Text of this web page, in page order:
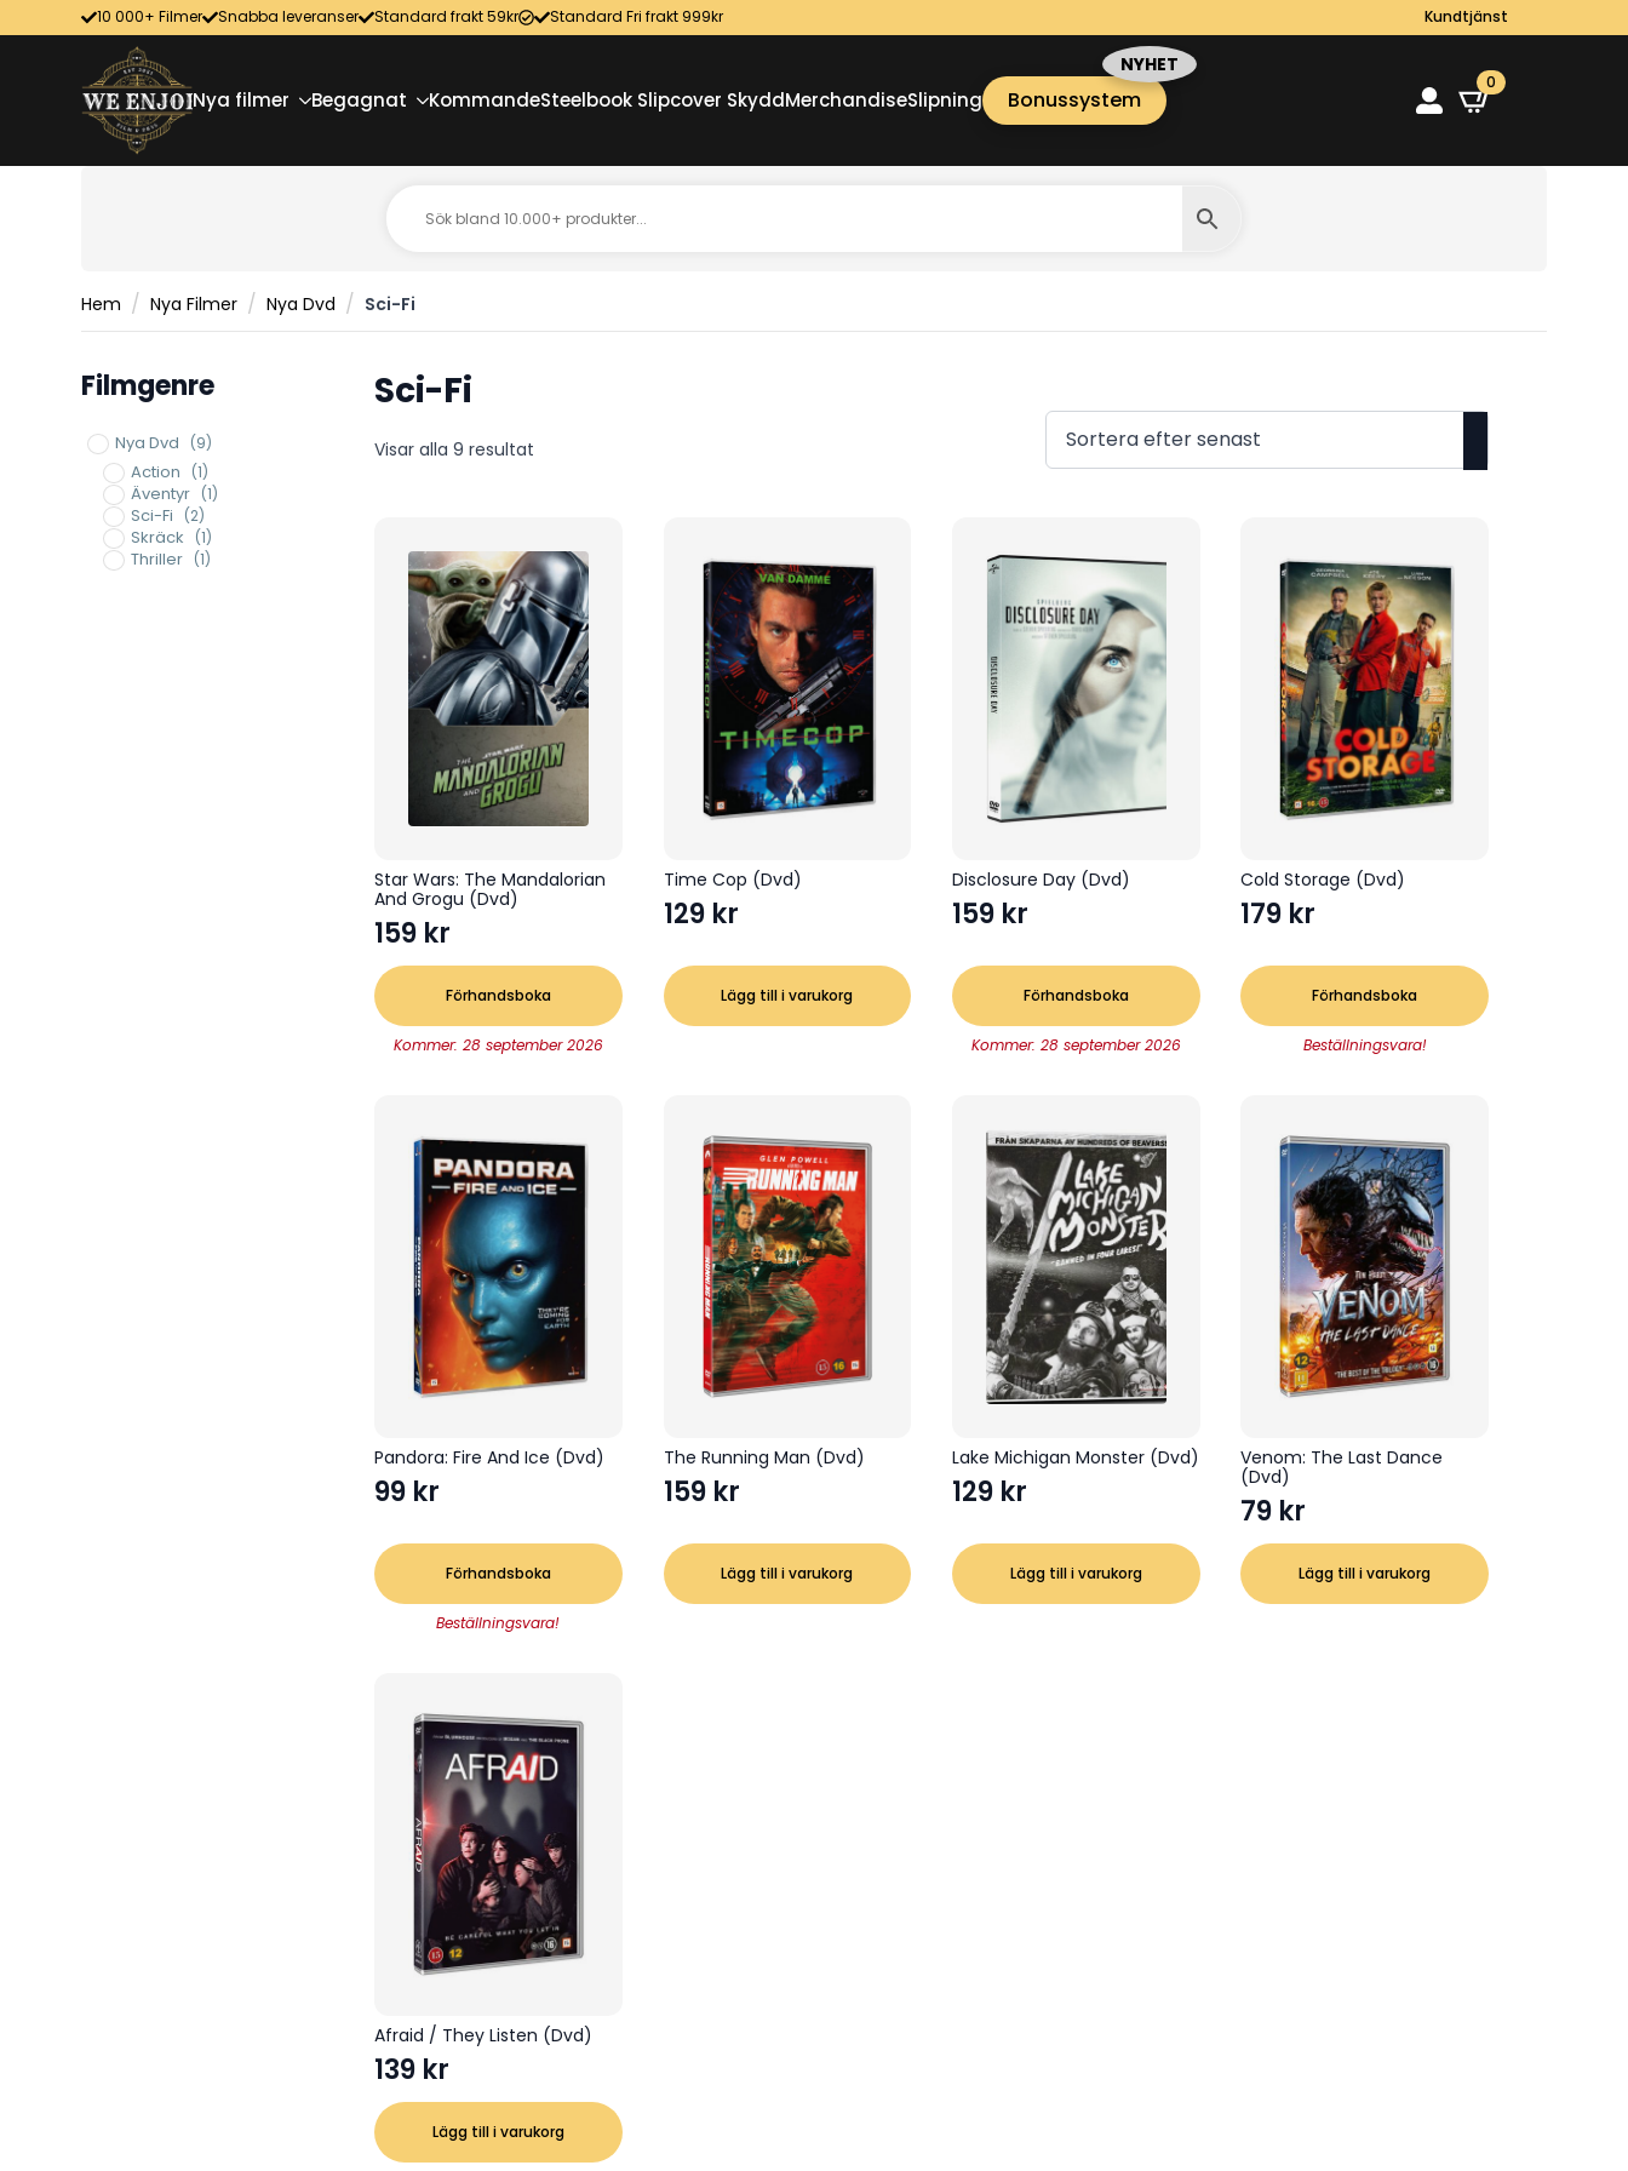
10 000+ Filmer Snabba leveranser Standard frakt 59kr Standard Fri frakt 999kr Kundtjänst
Nya filmer Begagnat KommandeSteelbook Slipcover SkyddMerchandiseSlipning Bonussystem
0
Hem Nya Filmer Nya Dvd Sci-Fi
Filmgenre
Nya Dvd (9)
Action (1)
Äventyr (1)
Sci-Fi (2)
Skräck (1)
Thriller (1)
Sci-Fi
Visar alla 9 resultat
Star Wars: The Mandalorian
And Grogu (Dvd)
159 kr
Förhandsboka
Kommer: 28 september 2026
Time Cop (Dvd)
129 kr
Lägg till i varukorg
Disclosure Day (Dvd)
159 kr
Förhandsboka
Kommer: 28 september 2026
Cold Storage (Dvd)
179 kr
Förhandsboka
Beställningsvara!
Pandora: Fire And Ice (Dvd)
99 kr
Förhandsboka
Beställningsvara!
The Running Man (Dvd)
159 kr
Lägg till i varukorg
Lake Michigan Monster (Dvd)
129 kr
Lägg till i varukorg
Venom: The Last Dance
(Dvd)
79 kr
Lägg till i varukorg
Afraid / They Listen (Dvd)
139 kr
Lägg till i varukorg